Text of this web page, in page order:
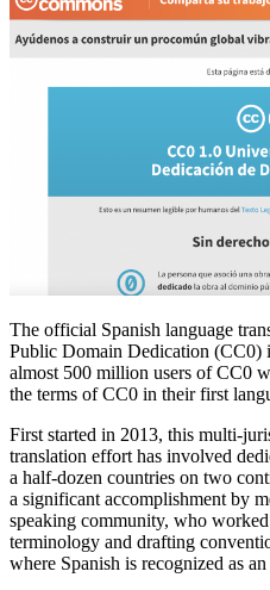
The official Spanish language
Public Domain Dedication (CC0)
almost 500 million users of CC0
the terms of CC0 in their first
First started in 2013, this multi-
translation effort has involved
a half-dozen countries on two
a significant accomplishment by
speaking community, who
terminology and drafting
where Spanish is recognized as